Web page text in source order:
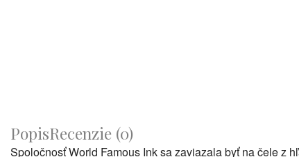
PopisRecenzie (0)
Spoločnosť World Famous Ink sa zaviazala byť na čele z